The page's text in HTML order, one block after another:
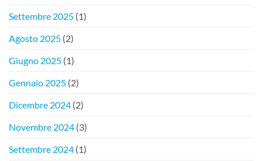
Settembre 2025 (1)
Agosto 2025 (2)
Giugno 2025 (1)
Gennaio 2025 (2)
Dicembre 2024 (2)
Novembre 2024 (3)
Settembre 2024 (1)